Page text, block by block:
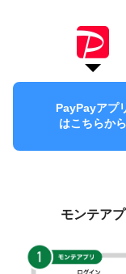
PayPayアプ
はこちらから
モンテア